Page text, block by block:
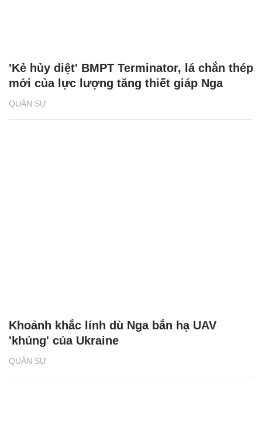
QUÂN SỰ
'Kẻ hủy diệt' BMPT Terminator, lá chắn thép
mới của lực lượng tăng thiết giáp Nga
QUÂN SỰ
Khoảnh khắc lính dù Nga bắn hạ UAV
'khủng' của Ukraine